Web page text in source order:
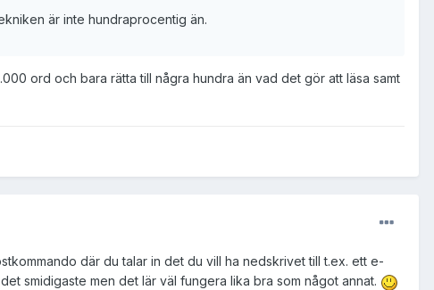
är inte hundraprocentig än.
ord och bara rätta till några hundra än vad det gör att läsa samt
där du talar in det du vill ha nedskrivet till t.ex. ett e-
smidigaste men det lär väl fungera lika bra som något annat.